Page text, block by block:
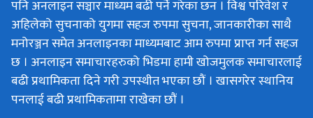
पनि अनलाइन सञ्चार माध्यम बढी पर्ने गरेका छन । विश्व परिवेश र
अहिलेको सुचनाको युगमा सहज रुपमा सुचना, जानकारीका साथै
मनोरञ्जन समेत अनलाइनका माध्यमबाट आम रुपमा प्राप्त गर्न सहज
छ । अनलाइन समाचारहरुको भिडमा हामी खोजमुलक समाचारलाई
बढी प्रथामिकता दिने गरी उपस्थीत भएका छौं । खासगरेर स्थानिय
पनलाई बढी प्रथामिकतामा राखेका छौं ।